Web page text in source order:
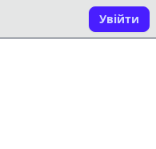
Увійти